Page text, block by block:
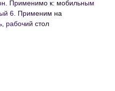
Применимо к: мобильным
6. Применим на
рабочий стол